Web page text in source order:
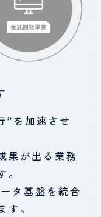
”を加速させ
果が出る業務
タ基盤を統合
。